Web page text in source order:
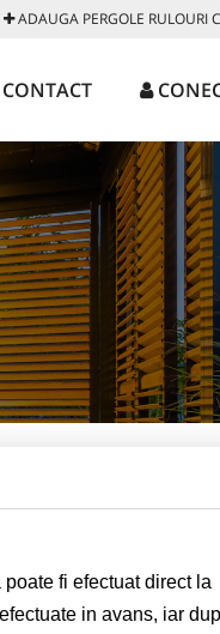
ADAUGA PERGOLE RULOURI
CONTACT
fi efectuat direct la
in avans, iar